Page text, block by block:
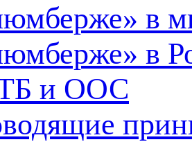
в
в
и ООС